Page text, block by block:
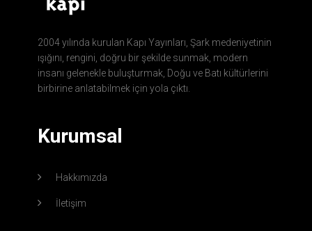
2004 yılında kurulan Kapı Yayınları, Şark medeniyetinin
ışığını, rengini, doğru bir şekilde sunmak, modern
insanı gelenekle buluşturmak, Doğu ve Batı kültürlerini
birbirine anlatabilmek için yola çıktı.
Kurumsal
Hakkımızda
İletişim